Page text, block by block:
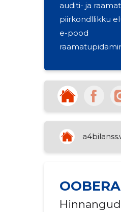
auditi- ja
piirkondllikku
e-pood